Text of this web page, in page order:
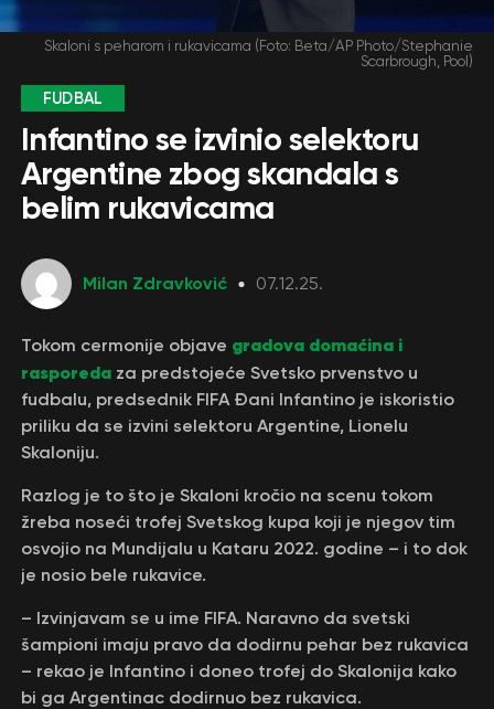
Skaloni s peharom i rukavicama (Foto: Beta/AP Photo/Stephanie
Scarbrough, Pool)
FUDBAL
Infantino se izvinio selektoru
Argentine zbog skandala s
belim rukavicama
Milan Zdravković 07.12.25.
Tokom cermonije objave gradova domaćina i
rasporedaza predstojeće Svetsko prvenstvo u
fudbalu, predsednik FIFA Đani Infantino je iskoristio
priliku da se izvini selektoru Argentine, Lionelu
Skaloniju.
Razlog je to što je Skaloni kročio na scenu tokom
žreba noseći trofej Svetskog kupa koji je njegov tim
osvojio na Mundijalu u Kataru 2022. godine – i to dok
je nosio bele rukavice.
– Izvinjavam se u ime FIFA. Naravno da svetski
šampioni imaju pravo da dodirnu pehar bez rukavica
– rekao je Infantino i doneo trofej do Skalonija kako
bi ga Argentinac dodirnuo bez rukavica.